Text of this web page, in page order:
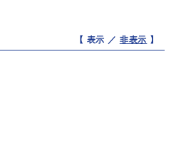
【 表示 ／ 非表示 】